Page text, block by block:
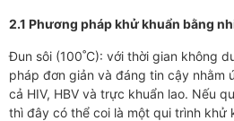
2.1 Phương pháp khử khuẩn bằng
Đun sôi (100˚C): với thời gian không
pháp đơn giản và đáng tin cậy nhằm
cả HIV, HBV và trực khuẩn lao. Nếu
thì đây có thể coi là một qui trình khử